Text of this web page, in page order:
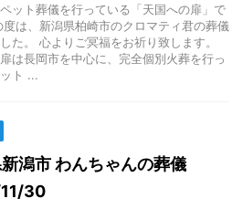
ット葬儀を行っている「天国への扉」で
度は、新潟県柏崎市のクロマティ君の葬儀
た。 心よりご冥福をお祈り致します。
は長岡市を中心に、完全個別火葬を行っ
ト ...
潟市 わんちゃんの葬儀
30